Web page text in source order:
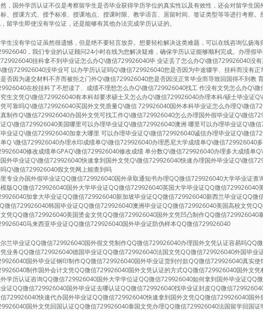
，国外学历认证不仅是考察留学生是否毕业获得学历学位的真实性以及有效性，还会对留学生国
、授课方式、授予标准、授课地点、授课时限、教学语言、居留时间、签证类型等等进行考察。
留学生即使没有学位证，还是能够有其他办法完成学历认证的。
生没有学位证虽然很遗憾，但是绝不要轻言放弃。想要轻松解决这类难题，可以在线咨询弘扬
，我们专业的认证顾问24小时在线为您解决疑难，确保学历认证能够顺利完成。办理假
挂科拿不到毕业证怎么办Q\微信729926040毕 业证丢了怎么办Q\微信729926040没
微信729926040没毕业可 以办学历认证吗Q\微信729926040您是否因为中途辍学、挂科而没有
否因为递交材料不齐而被拒之门外Q\微信729926040您是否因没正常毕业而导致回国得不到教
在校挂科了不想读了、成绩不理想怎么办Q\微信729926040找工 作没有文凭怎么办Q\
生文凭Q\微信729926040有本科却要求硕士又怎么办Q\微信729926040办理本科/硕士毕业证
可靠吗Q\微信729926040买国外文凭质量Q\微信 729926040国外本科毕业证怎么办理Q\微信
制作Q\微信729926040办国外文凭可找工作Q\微信729926040怎么办理国外假毕业证Q\微信
Q\微信729926040美国哪里可以办理毕业证Q\微信729926040澳洲 哪里可以办理毕业证Q\微
业证Q\微信729926040加拿大哪里 可以办理毕业证Q\微信729926040诚信办理毕业证Q\微信
Q \微信729926040办理水印成绩单Q\微信729926040办理悉尼大学成绩单Q\微信729926040
修改成绩单GPAQ\微信729926040修改成绩 单分数Q\微信729926040办理多大成绩单
外毕业证Q\微信729926040快速拿到国外文凭Q\微信729926040快速办理国外毕业证Q\微信
Q\微信729926040假文凭网上能查到吗
专业办国外假毕业证QQ微信729926040国外录取通知书办理QQ微信729926040大学毕业证查
版QQ微信729926040国外大学毕业证QQ微信729926040英国大学毕业证QQ微信729926040
加拿大毕业证QQ微信729926040新加坡毕业证QQ微信729926040新西兰毕业证QQ微
微信729926040韩国毕业证QQ微信729926040澳洲毕业证QQ微信729926040美国高校文凭
凭QQ微信729926040美国烫金文凭QQ微信729926040国外文凭凹凸制作QQ微信729926040
马来西亚毕业证QQ微信729926040国外毕业证防伪样本QQ微信729926040
兰毕业证QQ微信729926040国外假文凭制作QQ微信729926040办理国外文凭认证容易吗QQ
业务QQ微信729926040德国毕业证QQ微信729926040法国文凭QQ微信729926040外国毕业
国外毕业证钢印制作QQ微信729926040国外毕业证货到付款QQ微信729926040真实使
制作国外会计文凭QQ微信729926040国外文凭认证的方式QQ微信729926040国外文
学历认证咨询QQ微信729926040国外大学学位证QQ微信729926040如何拿到国外毕业证QQ
证QQ微信729926040国外毕业证去哪认证QQ微信729926040找毕业证封皮QQ微信
729926040快速代办国外毕业证QQ微信729926040快速拿到国外文凭QQ微信729926040国外
国外文凭回国认证QQ微信729926040泰国文凭办理QQ微信729926040法国留学回国